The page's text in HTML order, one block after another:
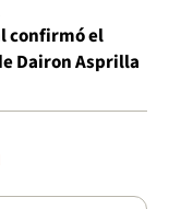
confirmó el
Dairon Asprilla